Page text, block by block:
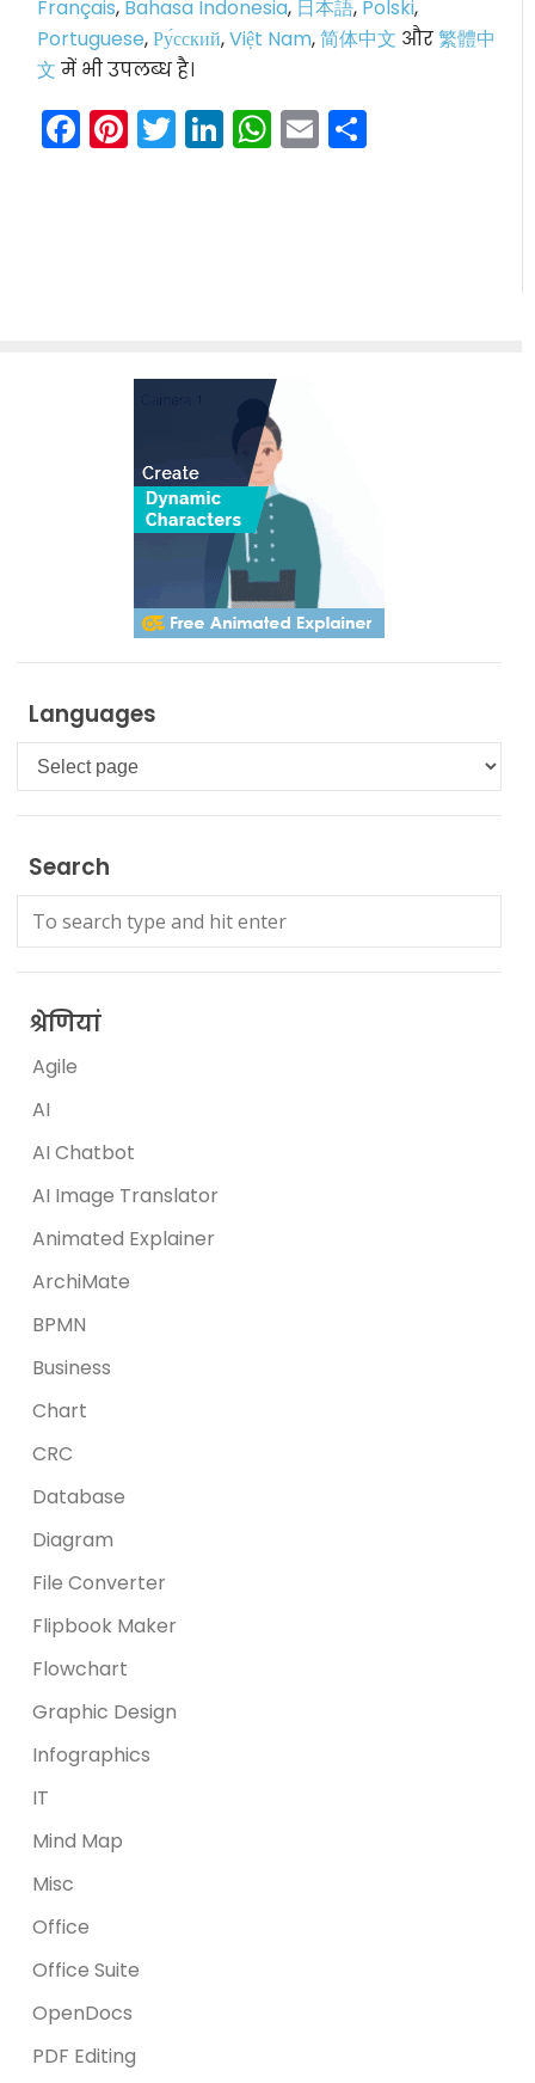
Français, Bahasa Indonesia, 日本語, Polski,
Portuguese,Ру́сский,Việt Nam,简体中文 और繁體中
文 में भी उपलब्ध है।
Facebook
Pinterest
Twitter
LinkedIn
WhatsApp
Email
Languages
Languages
Search
श्रेणियां
Agile
AI
AI Chatbot
AI Image Translator
Animated Explainer
ArchiMate
BPMN
Business
Chart
CRC
Database
Diagram
File Converter
Flipbook Maker
Flowchart
Graphic Design
Infographics
IT
Mind Map
Misc
Office
Office Suite
OpenDocs
PDF Editing